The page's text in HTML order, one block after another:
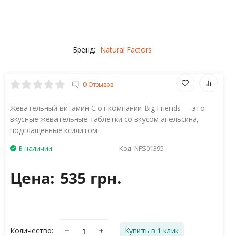
Бренд: Natural Factors
0 Отзывов
Жевательный витамин С от компании Big Friends — это
вкусные жевательные таблетки со вкусом апельсина,
подслащенные ксилитом.
В наличии Код: NFS01395
Цена: 535 грн.
Количество: Купить в 1 клик